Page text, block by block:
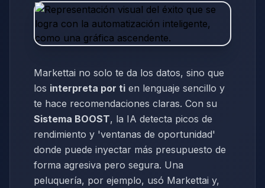
Markettai no solo te da los datos, sino que
los interpreta por ti en lenguaje sencillo y
te hace recomendaciones claras. Con su
Sistema BOOST, la IA detecta picos de
rendimiento y 'ventanas de oportunidad'
donde puede inyectar más presupuesto de
forma agresiva pero segura. Una
peluquería, por ejemplo, usó Markettai y,